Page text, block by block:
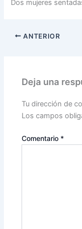
Dos mujeres
ANTERIOR
Deja una
Tu dirección de
Los campos
Comentario *